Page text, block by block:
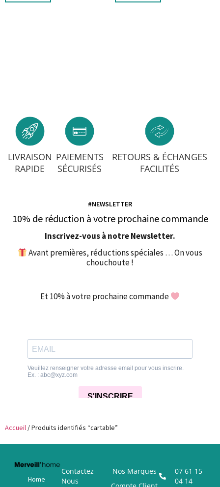
LIVRAISON
RAPIDE
PAIEMENTS
SÉCURISÉS
RETOURS & ÉCHANGES
FACILITÉS
#NEWSLETTER
10% de réduction à votre prochaine commande
Inscrivez-vous à notre Newsletter.
Avant premières, réductions spéciales … On vous
chouchoute !
Et 10% à votre prochaine commande
Accueil / Produits identifiés “cartable”
Home
Contactez-
Nous
Nos Marques
07 61 15
04 14